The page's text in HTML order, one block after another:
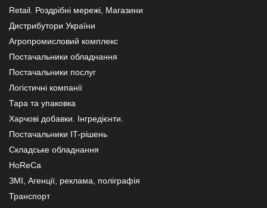
Retail. Роздрібні мережі, Магазини
Дистрибутори України
Агропромисловий комплекс
Постачальники обладнання
Постачальники послуг
Логістичні компанії
Тара та упаковка
Харчові добавки. Інгредієнти.
Постачальники IT-рішень
Складське обладнання
HoReCa
ЗМІ, Агенції, реклама, поліграфія
Транспорт